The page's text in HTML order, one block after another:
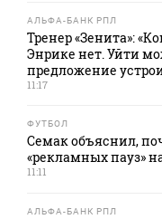
АЛЬФА-БАНК РПЛ
Тренер «Зенита»:
Энрике нет. Уйти
предложение
11:17
ФУТБОЛ
Семак объяснил,
«рекламных пауз»
11:11
АЛЬФА-БАНК РПЛ